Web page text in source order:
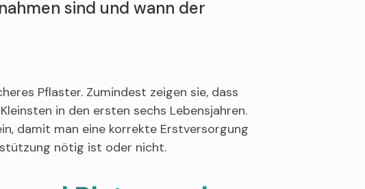
sind und wann der
Pflaster. Zumindest zeigen sie, dass
in den ersten sechs Lebensjahren.
damit man eine korrekte Erstversorgung
nötig ist oder nicht.